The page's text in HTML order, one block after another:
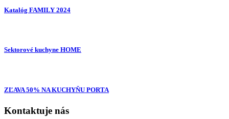
Katalóg FAMILY 2024
Sektorové kuchyne HOME
ZĽAVA 50% NA KUCHYŇU PORTA
Kontaktuje nás